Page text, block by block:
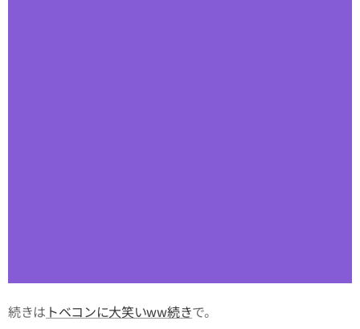
続きは トベコンに大笑いww続きで。